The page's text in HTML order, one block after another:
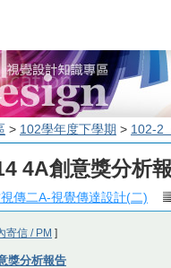
> 102學年度下學期 > 102-2
4A創意獎分析
傳二A-視覺傳達設計(二)
寄信 / PM ]
獎分析報告